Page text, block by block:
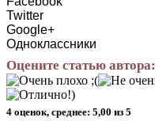
Twitter
Google+
Одноклассники
Оцените статью автора:
4 оценок, среднее: 5,00 из 5